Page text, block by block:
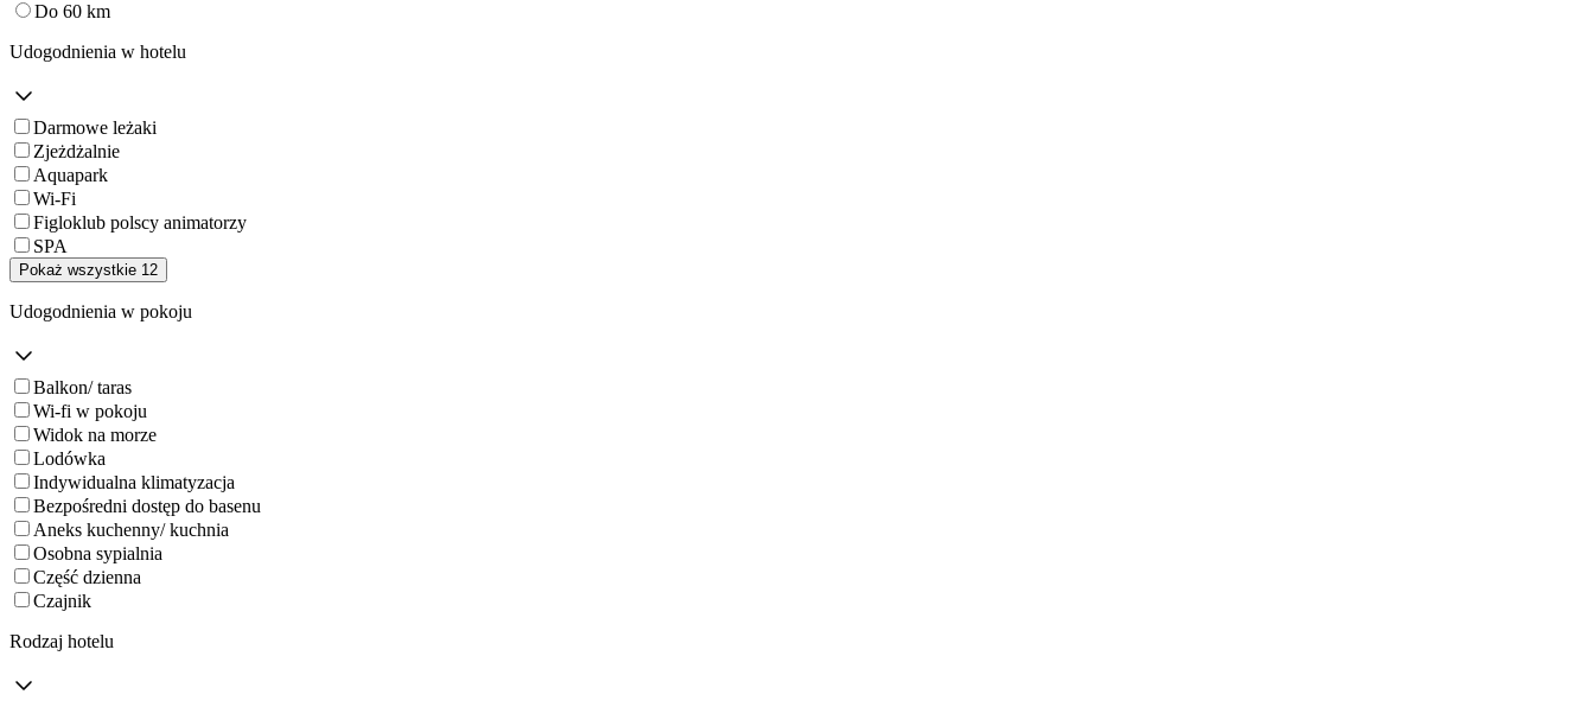
Do 60 km
Udogodnienia w hotelu
Darmowe leżaki
Zjeżdżalnie
Aquapark
Wi-Fi
Figloklub polscy animatorzy
SPA
Pokaż wszystkie 12
Udogodnienia w pokoju
Balkon/ taras
Wi-fi w pokoju
Widok na morze
Lodówka
Indywidualna klimatyzacja
Bezpośredni dostęp do basenu
Aneks kuchenny/ kuchnia
Osobna sypialnia
Część dzienna
Czajnik
Rodzaj hotelu